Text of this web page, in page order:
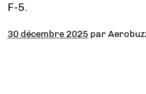
F-5.
30 décembre 2025 par